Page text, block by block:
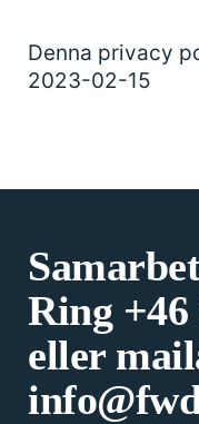
Denna privacy
2023-02-15
Ring +46
eller